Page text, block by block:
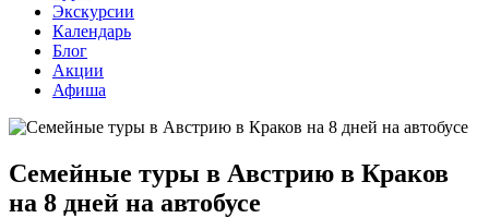
Экскурсии
Календарь
Блог
Акции
Афиша
Семейные туры в Австрию в Краков
на 8 дней на автобусе